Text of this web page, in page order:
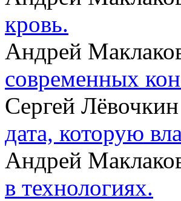
кровь.
Андрей
современных
Сергей Лёвочкин
дата, которую
Андрей
в технологиях.